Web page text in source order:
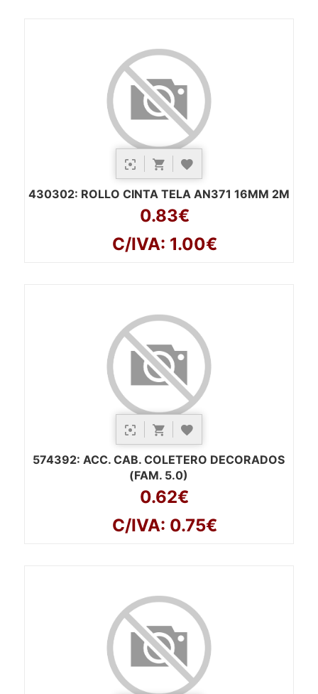
430302: ROLLO CINTA TELA AN371 16MM 2M
0.83€
C/IVA: 1.00€
574392: ACC. CAB. COLETERO DECORADOS
(FAM. 5.0)
0.62€
C/IVA: 0.75€